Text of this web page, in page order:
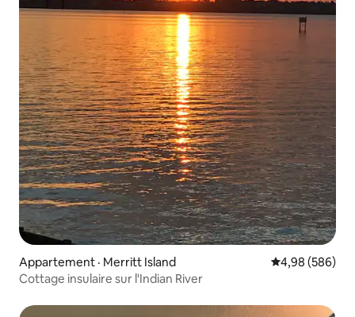
Appartement · Merritt Island Note
4,98 (586)
Cottage insulaire sur l'Indian River